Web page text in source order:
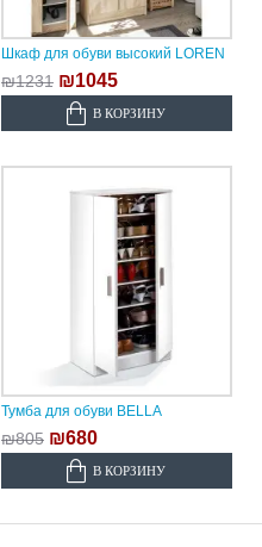
Шкаф для обуви высокий LOREN
₪1231 ₪1045
В КОРЗИНУ
Тумба для обуви BELLA
₪805 ₪680
В КОРЗИНУ